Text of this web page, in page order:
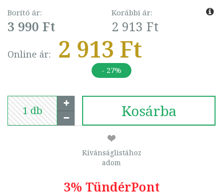
Borító ár:
3 990 Ft
Korábbi ár:
2 913 Ft
Online ár: 2 913 Ft
- 27%
Kosárba
Kívánságlistához
adom
3% TündérPont